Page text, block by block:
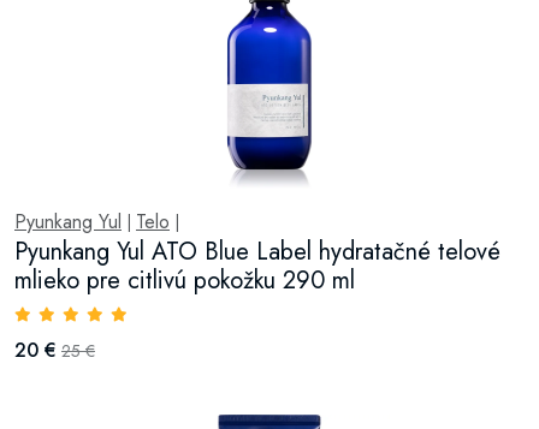
Pyunkang Yul Telo
Pyunkang Yul ATO Blue Label hydratačné telové
mlieko pre citlivú pokožku 290 ml
20 € 25 €